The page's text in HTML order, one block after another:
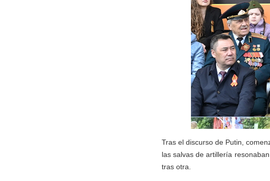
Tras el discurso de Putin,
las salvas de artillería
tras otra.